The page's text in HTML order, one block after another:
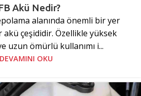
Akü Nedir?
alanında önemli bir yer
çeşididir. Özellikle yüksek
uzun ömürlü kullanımı i...
DEVAMINI OKU